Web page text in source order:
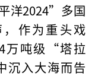
洋2024”多国
作为重头戏
万吨级“塔拉
沉入大海而告